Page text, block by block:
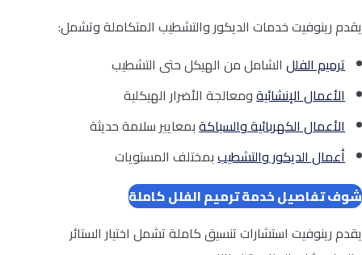
يقدم رينوفيت خدمات الديكور والتشطيب المتكاملة وتشمل:
ترميم الفللالشامل من الهيكل حتى التشطيب
الأعمال الإنشائيةومعالجة الأضرار الهيكلية
الأعمال الكهربائية والسباكةبمعايير سلامة حديثة
أعمال الديكور والتشطيببمختلف المستويات
شوف تفاصيل خدمة ترميم الفلل كاملة
يقدم رينوفيت استشارات تنسيق كاملة تشمل اختيار الستائر